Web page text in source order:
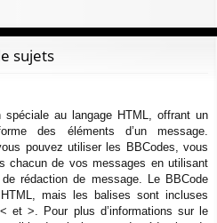
sujets
spéciale au langage HTML, offrant un
des éléments d’un message.
pouvez utiliser les BBCodes, vous
chacun de vos messages en utilisant
de rédaction de message. Le BBCode
mais les balises sont incluses
et >. Pour plus d’informations sur le